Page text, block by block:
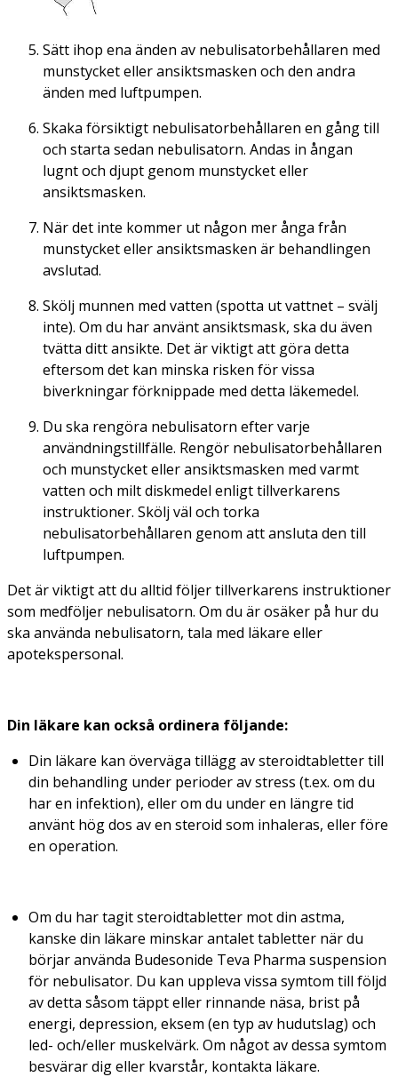
Sätt ihop ena änden av nebulisatorbehållaren med
munstycket eller ansiktsmasken och den andra
änden med luftpumpen.
Skaka försiktigt nebulisatorbehållaren en gång till
och starta sedan nebulisatorn. Andas in ångan
lugnt och djupt genom munstycket eller
ansiktsmasken.
När det inte kommer ut någon mer ånga från
munstycket eller ansiktsmasken är behandlingen
avslutad.
Skölj munnen med vatten (spotta ut vattnet – svälj
inte). Om du har använt ansiktsmask, ska du även
tvätta ditt ansikte. Det är viktigt att göra detta
eftersom det kan minska risken för vissa
biverkningar förknippade med detta läkemedel.
Du ska rengöra nebulisatorn efter varje
användningstillfälle. Rengör nebulisatorbehållaren
och munstycket eller ansiktsmasken med varmt
vatten och milt diskmedel enligt tillverkarens
instruktioner. Skölj väl och torka
nebulisatorbehållaren genom att ansluta den till
luftpumpen.
Det är viktigt att du alltid följer tillverkarens instruktioner
som medföljer nebulisatorn. Om du är osäker på hur du
ska använda nebulisatorn, tala med läkare eller
apotekspersonal.
Din läkare kan också ordinera följande:
Din läkare kan överväga tillägg av steroidtabletter till
din behandling under perioder av stress (t.ex. om du
har en infektion), eller om du under en längre tid
använt hög dos av en steroid som inhaleras, eller före
en operation.
Om du har tagit steroidtabletter mot din astma,
kanske din läkare minskar antalet tabletter när du
börjar använda Budesonide Teva Pharma suspension
för nebulisator. Du kan uppleva vissa symtom till följd
av detta såsom täppt eller rinnande näsa, brist på
energi, depression, eksem (en typ av hudutslag) och
led- och/eller muskelvärk. Om något av dessa symtom
besvärar dig eller kvarstår, kontakta läkare.